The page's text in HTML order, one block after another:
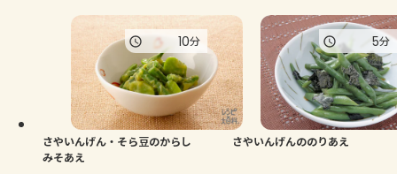
さやいんげん・そら豆のからし
みそあえ
10分
さやいんげんののりあえ
5分